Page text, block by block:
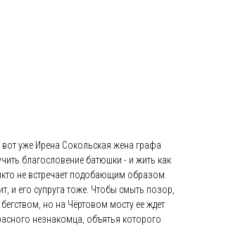
уже Ирена Сокольская жена графа
благословение батюшки - и жить как
не встречает подобающим образом.
и его супруга тоже. Чтобы смыть позор,
но на Чёртовом мосту ее ждет
незнакомца, объятья которого